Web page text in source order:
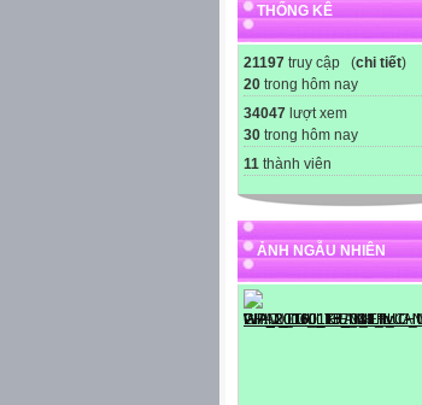
THỐNG KÊ
21197 truy cập (chi tiết)
20 trong hôm nay
34047 lượt xem
30 trong hôm nay
11 thành viên
ẢNH NGẪU NHIÊN